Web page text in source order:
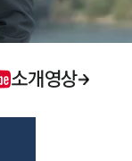
소개영상